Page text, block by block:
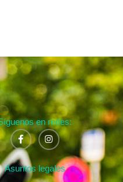
en redes:
Asuntos legales